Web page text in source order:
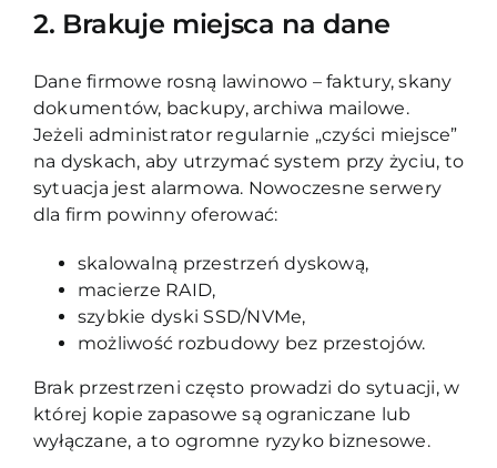
2. Brakuje miejsca na dane
Dane firmowe rosną lawinowo – faktury, skany
dokumentów, backupy, archiwa mailowe.
Jeżeli administrator regularnie „czyści miejsce”
na dyskach, aby utrzymać system przy życiu, to
sytuacja jest alarmowa. Nowoczesne serwery
dla firm powinny oferować:
skalowalną przestrzeń dyskową,
macierze RAID,
szybkie dyski SSD/NVMe,
możliwość rozbudowy bez przestojów.
Brak przestrzeni często prowadzi do sytuacji, w
której kopie zapasowe są ograniczane lub
wyłączane, a to ogromne ryzyko biznesowe.